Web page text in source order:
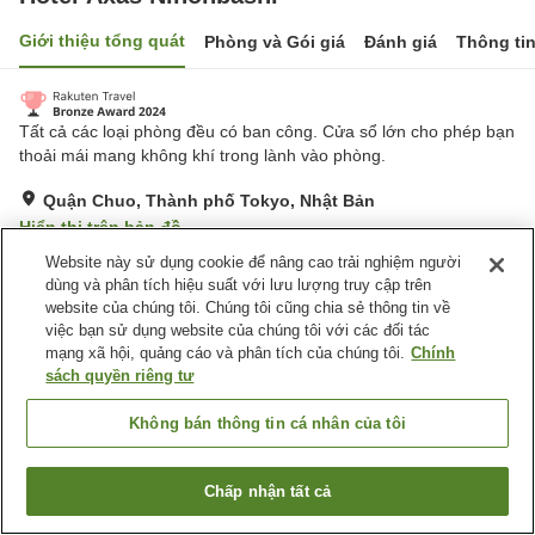
Giới thiệu tổng quát Phòng và Gói giá Đánh giá Thông
Tất cả các loại phòng đều có ban công. Cửa sổ lớn cho phép bạn
thoải mái mang không khí trong lành vào phòng.
Quận Chuo, Thành phố Tokyo, Nhật Bản
Hiển thị trên bản đồ
Tuyệt vời Đánh giá:168lượt
Tiện nghi chỗ nghỉ
Giao Hàng Tận Nhà Dịch Vụ Gọi Đánh Thức
Nhật Bản Thành phố Tokyo
Quận Chuo
Hotel Axas Nihonbashi
Tìm phòng trống
Website này sử dụng cookie để nâng cao trải nghiệm người
dùng và phân tích hiệu suất với lưu lượng truy cập trên
website của chúng tôi. Chúng tôi cũng chia sẻ thông tin về
việc bạn sử dụng website của chúng tôi với các đối tác
mạng xã hội, quảng cáo và phân tích của chúng tôi. Chính
sách quyền riêng tư
Không bán thông tin cá nhân của tôi
Chấp nhận tất cả